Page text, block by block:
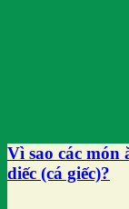
Vì sao các
diếc (cá giếc)?